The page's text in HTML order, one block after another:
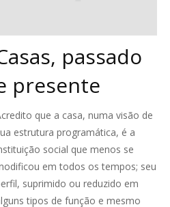
passado
presente
que a casa, numa visão de
estrutura programática, é a
social que menos se
em todos os tempos; seu
suprimido ou reduzido em
tipos de função e mesmo